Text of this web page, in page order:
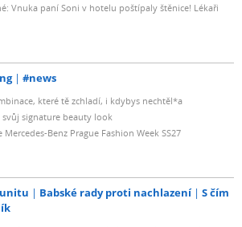
Vnuka paní Soni v hotelu poštípaly štěnice! Lékaři
#news
které tě zchladí, i kdybys nechtěl*a
svůj signature beauty look
Benz Prague Fashion Week SS27
Babské rady proti nachlazení
S čím